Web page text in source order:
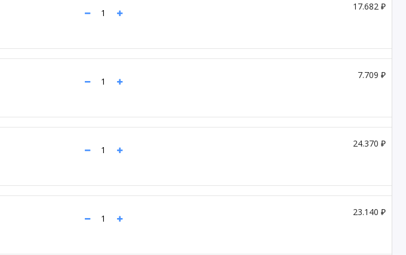
17.682 ₽
7.709 ₽
24.370 ₽
23.140 ₽